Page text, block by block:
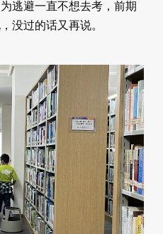
逃避一直不想去考，前期
没过的话又再说。